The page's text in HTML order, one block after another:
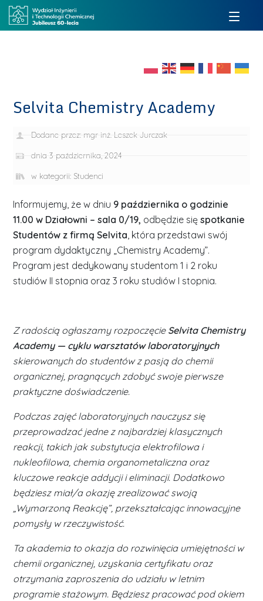
Selvita Chemistry Academy
Dodane przez: mgr inż. Leszek Jurczak
dnia 3 października, 2024
w kategorii: Studenci
Informujemy, że w dniu 9 października o godzinie
11.00 w Działowni – sala 0/19, odbędzie sięspotkanie
Studentów z firmą Selvita, która przedstawi swój
program dydaktyczny „Chemistry Academy”.
Program jest dedykowany studentom 1 i 2 roku
studiów II stopnia oraz 3 roku studiów I stopnia.
Z radością ogłaszamy rozpoczęcie Selvita Chemistry
Academy — cyklu warsztatów laboratoryjnych
skierowanych do studentów z pasją do chemii
organicznej, pragnących zdobyć swoje pierwsze
praktyczne doświadczenie.
Podczas zajęć laboratoryjnych nauczysz się
przeprowadzać jedne z najbardziej klasycznych
reakcji, takich jak substytucja elektrofilowa i
nukleofilowa, chemia organometaliczna oraz
kluczowe reakcje addycji i eliminacji. Dodatkowo
będziesz miał/a okazję zrealizować swoją
„Wymarzoną Reakcję”, przekształcając innowacyjne
pomysły w rzeczywistość.
Ta akademia to okazja do rozwinięcia umiejętności w
chemii organicznej, uzyskania certyfikatu oraz
otrzymania zaproszenia do udziału w letnim
programie stażowym. Będziesz pracować pod okiem